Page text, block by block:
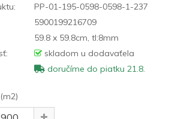
PP-01-195-0598-0598-1-237
5900199216709
59.8 x 59.8cm, tl:8mm
skladom u dodavaťela
doručíme do piatku 21.8.